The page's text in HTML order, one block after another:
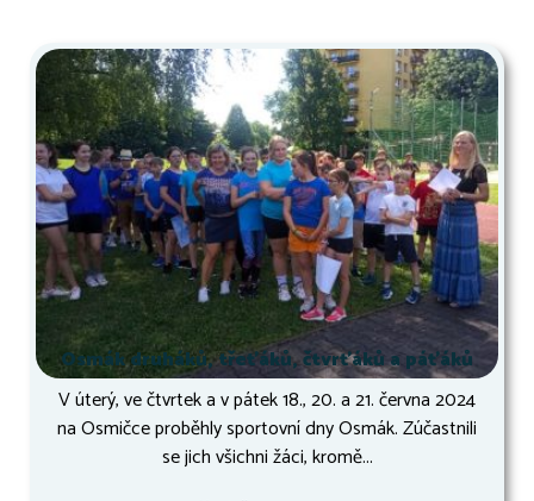
Osmák druháků, třeťáků, čtvrťáků a páťáků
V úterý, ve čtvrtek a v pátek 18., 20. a 21. června 2024
na Osmičce proběhly sportovní dny Osmák. Zúčastnili
se jich všichni žáci, kromě...